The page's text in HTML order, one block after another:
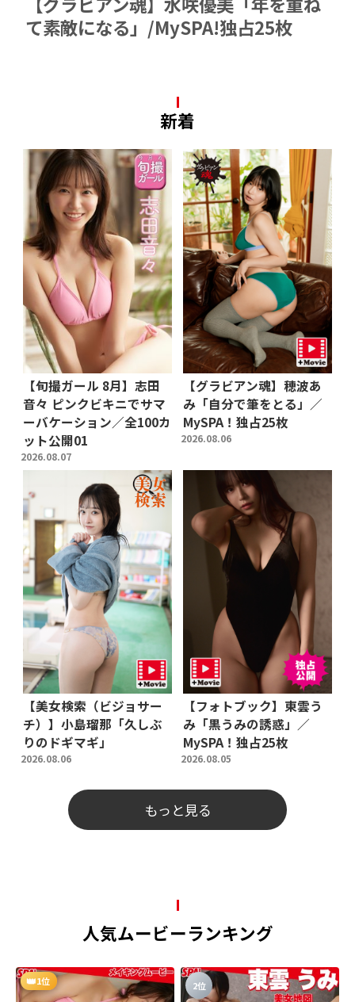
て素敵になる」/MySPA!独占25枚
新着
【旬撮ガール 8月】志田
音々 ピンクビキニでサマ
ーバケーション／全100カ
ット公開01
2026.08.07
【グラビアン魂】穂波あ
み「自分で筆をとる」／
MySPA！独占25枚
2026.08.06
【美女検索（ビジョサー
チ）】小島瑠那「久しぶ
りのドギマギ」
2026.08.06
【フォトブック】東雲う
み「黒うみの誘惑」／
MySPA！独占25枚
2026.08.05
もっと見る
人気ムービーランキング
1位 2位